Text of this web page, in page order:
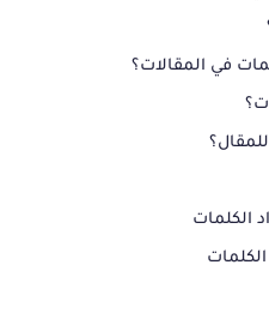
في المقالات؟
الكلمات